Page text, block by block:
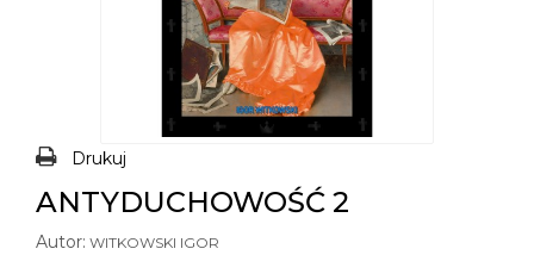
Drukuj
ANTYDUCHOWOŚĆ 2
Autor: WITKOWSKI IGOR